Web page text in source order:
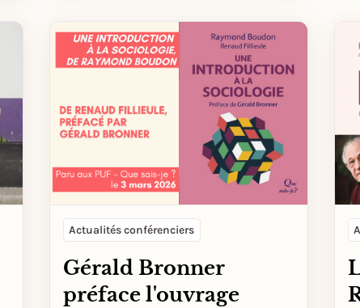
Actualités conférenciers
Gérald Bronner
préface l'ouvrage